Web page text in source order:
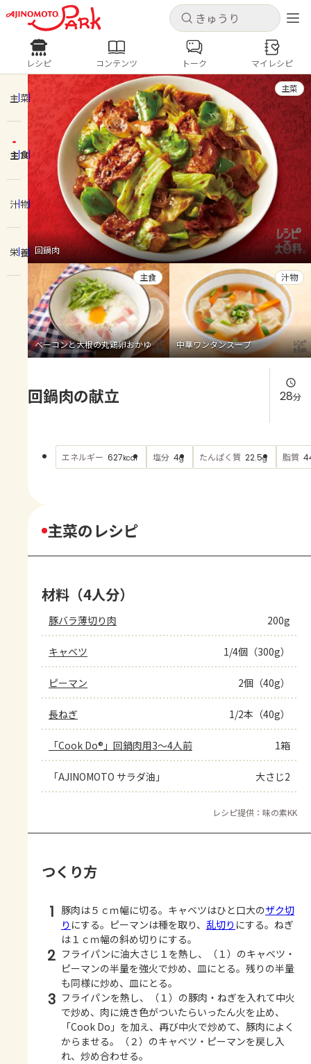
キャンセル
ログインするとレシピを保存できます
ログイン 新規登録
ホーム
コンテンツ
レシピ
トーク
よくあるお問い合わせ
お買い物
AJINOMOTO PARK とは
キャンセル
レシピ コンテンツ
人気の食材・レシピ
きゅうり なす トマト
とうもろこし
ピーマン
みょうが ゴーヤ
レシピ コンテンツ トーク マイレシピ
主菜
主食
汁物
栄養 回鍋肉
主菜
ベーコンと大根の丸鶏卵おかゆ
主食
中華ワンタンスープ
汁物
回鍋肉の献立 28分
エネルギー 627kcal 塩分 4g たんぱく質 22.5g 脂質
主菜のレシピ
材料（4人分）
豚バラ薄切り肉 200g
キャベツ 1/4個（300g）
ピーマン 2個（40g）
長ねぎ 1/2本（40g）
「Cook Do®」回鍋肉用3～4人前 1箱
「AJINOMOTO サラダ油」 大さじ2
レシピ提供：味の素KK
つくり方
1 豚肉は５ｃｍ幅に切る。キャベツはひと口大のザク切
り にする。ピーマンは種を取り、 乱切り にする。ねぎ
は１ｃｍ幅の斜め切りにする。
2 フライパンに油大さじ１を熱し、（１）のキャベツ・
ピーマンの半量を強火で炒め、皿にとる。残りの半量
も同様に炒め、皿にとる。
3 フライパンを熱し、（１）の豚肉・ねぎを入れて中火
で炒め、肉に焼き色がついたらいったん火を止め、
「Cook Do」を加え、再び中火で炒めて、豚肉によく
からませる。（２）のキャベツ・ピーマンを戻し入
れ、炒め合わせる。